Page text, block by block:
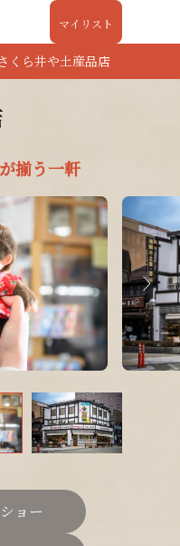
マイリスト
くら井や土産品店
揃う一軒
ョー